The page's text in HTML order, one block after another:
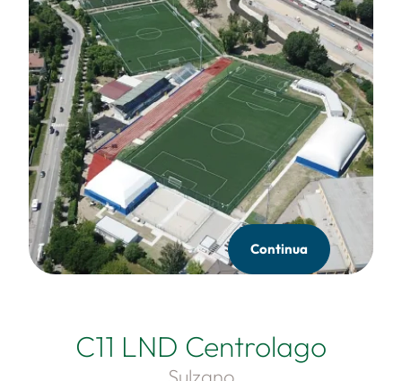
Continua
C11 LND Centrolago